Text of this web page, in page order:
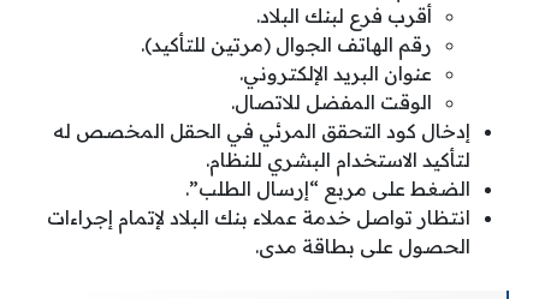
أقرب فرع لبنك البلاد.
رقم الهاتف الجوال (مرتين للتأكيد).
عنوان البريد الإلكتروني.
الوقت المفضل للاتصال.
إدخال كود التحقق المرئي في الحقل المخصص له
لتأكيد الاستخدام البشري للنظام.
الضغط على مربع “إرسال الطلب”.
انتظار تواصل خدمة عملاء بنك البلاد لإتمام إجراءات
الحصول على بطاقة مدى.